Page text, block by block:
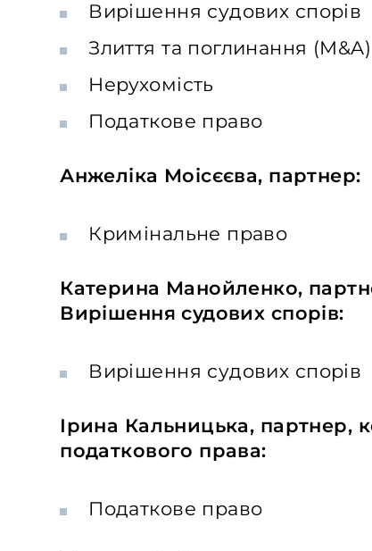
Вирішення судових спорів
Злиття та поглинання (M&A)
Нерухомість
Податкове право
Анжеліка Моісєєва, партнер:
Кримінальне право
Катерина Манойленко,
Вирішення судових спорів:
Вирішення судових спорів
Ірина Кальницька, партнер,
податкового права:
Податкове право